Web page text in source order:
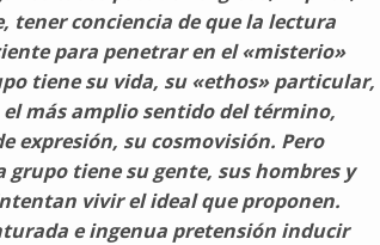
tener conciencia de que la lectura
para penetrar en el «misterio»
tiene su vida, su «ethos» particular,
más amplio sentido del término,
expresión, su cosmovisión. Pero
grupo tiene su gente, sus hombres y
vivir el ideal que proponen.
e ingenua pretensión inducir